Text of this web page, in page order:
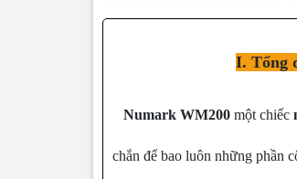
I. Tổng
Numark WM200 một chiếc
chắn để bao luôn những phần